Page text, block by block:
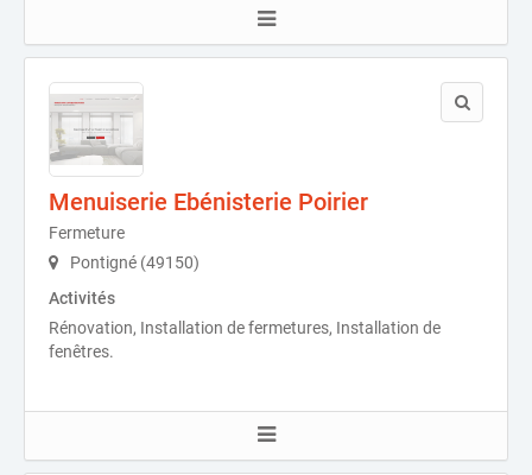
Menuiserie Ebénisterie Poirier
Fermeture
Pontigné (49150)
Activités
Rénovation, Installation de fermetures, Installation de
fenêtres.